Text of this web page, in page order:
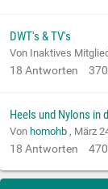
DWT's & TV's
Von Inaktives
18 Antworten
Heels und Nylons in
Von homohb , März
18 Antworten